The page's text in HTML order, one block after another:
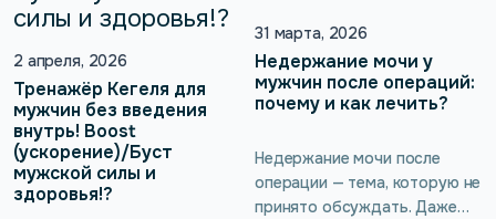
самостоятельное
выполнение может быть
неудобным.
андролога, советы
врача нередко могут
игнорироваться, например,
когда назначается
импотенции. Реально ли
победить это состояние в
домашних условиях? При чём
2 апреля, 2026
Тренажёр Кегеля для
мужчин без введения
внутрь! Boost
(ускорение)/Буст
мужской силы и
здоровья!?
31 марта, 2026
Недержание мочи у
мужчин после операций:
почему и как лечить?
Недержание мочи после
операции — тема, которую не
принято обсуждать. Даже